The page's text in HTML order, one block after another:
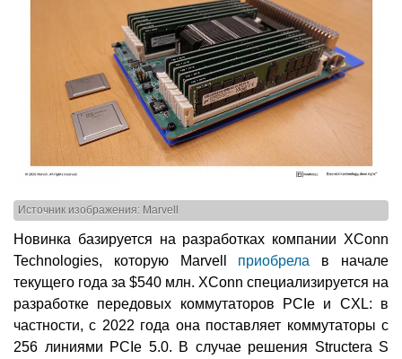
Источник изображения: Marvell
Новинка базируется на разработках компании XConn
Technologies, которую Marvell приобрела в начале
текущего года за $540 млн. XConn специализируется на
разработке передовых коммутаторов PCIe и CXL: в
частности, с 2022 года она поставляет коммутаторы с
256 линиями PCIe 5.0. В случае решения Structera S